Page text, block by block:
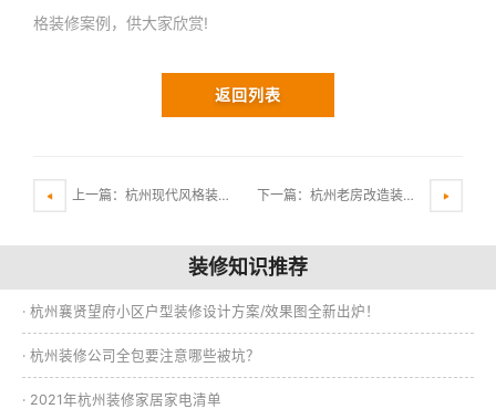
格装修案例，供大家欣赏!
返回列表
上一篇：杭州现代风格装修案列：89㎡小空间选用开放式设计是明智的选择! 下一篇：杭州老房改造装修，现代风+北欧风，让仅55㎡房屋更显独特!
装修知识推荐
· 杭州襄贤望府小区户型装修设计方案/效果图全新出炉！
· 杭州装修公司全包要注意哪些被坑？
· 2021年杭州装修家居家电清单